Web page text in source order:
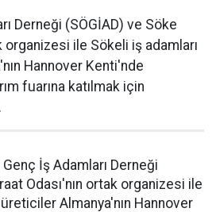
Derneği (SÖGİAD) ve Söke
organizesi ile Sökeli iş adamları
Hannover Kenti'nde
fuarına katılmak için
İş Adamları Derneği
Odası'nın ortak organizesi ile
Almanya'nın Hannover